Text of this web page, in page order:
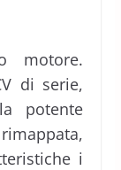
motore.
di serie,
potente
i